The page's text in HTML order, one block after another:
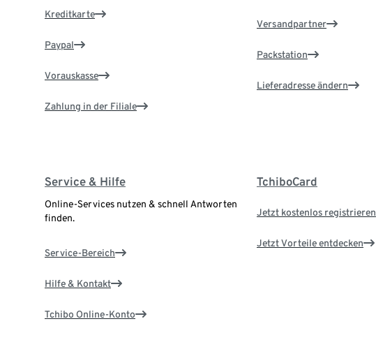
Kreditkarte
Paypal
Vorauskasse
Zahlung in der Filiale
Versandpartner
Packstation
Lieferadresse ändern
Service & Hilfe
Online-Services nutzen & schnell Antworten
finden.
Service-Bereich
Hilfe & Kontakt
Tchibo Online-Konto
TchiboCard
Jetzt kostenlos registrieren
Jetzt Vorteile entdecken